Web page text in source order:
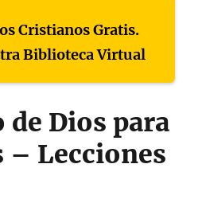
Cristianos Gratis.
Biblioteca Virtual
de Dios para
– Lecciones